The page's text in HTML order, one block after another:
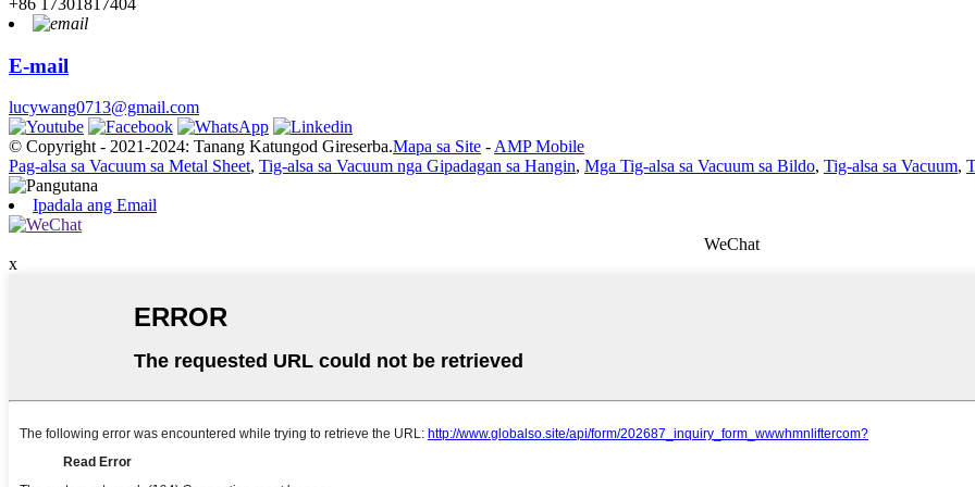
+86 17301817404
E-mail
lucywang0713@gmail.com
© Copyright - 2021-2024: Tanang Katungod Gireserba.Mapa sa Site - AMP Mobile
Pag-alsa sa Vacuum sa Metal Sheet, Tig-alsa sa Vacuum nga Gipadagan sa Hangin, Mga Tig-alsa sa Vacuum sa Bildo, Tig-alsa sa Vacuum,
Ipadala ang Email
WeChat
x